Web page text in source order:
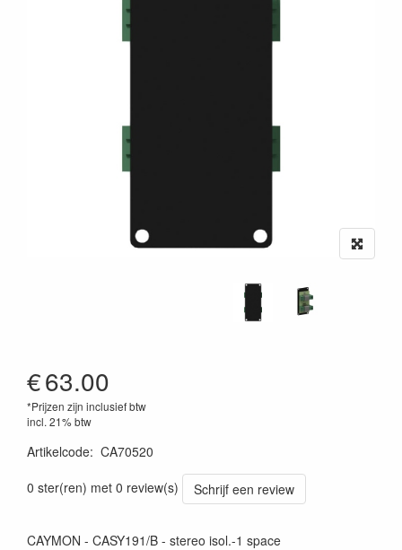
€63.00
*Prijzen zijn inclusief btw
incl. 21% btw
Artikelcode: CA70520
0 ster(ren) met 0 review(s)
Schrijf een review
CAYMON - CASY191/B - stereo isol.-1 space